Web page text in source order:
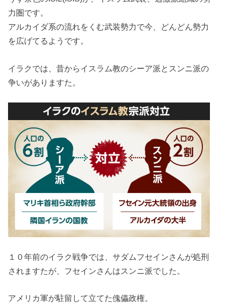
力圏です。
アルカイダ系の流れをくむ武装勢力で今、どんどん勢力
を広げてるようです。
イラクでは、昔からイスラム教のシーア派とスンニ派の
争いがありますた。
１０年前のイラク戦争では、サダムフセインさんが処刑
されますたが、フセインさんはスンニ派でした。
アメリカ軍が駐留して立てた傀儡政権。